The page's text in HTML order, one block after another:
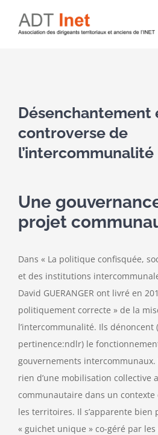
L’association
Agenda
Adhérer
Contact
l'image
agrandie
Désenchantement
controverse de
l’intercommunalité
Une
projet
Dans « La politique confisquée,
et des institutions
David GUERANGER ont livré en
politiquement correcte » de la
l’intercommunalité. Ils dénoncent
pertinence:ndlr) le
gouvernements intercommunaux.
rien d’une mobilisation collective
communautaire dans un
les territoires. Il s’apparente bien
« guichet unique » co-géré par